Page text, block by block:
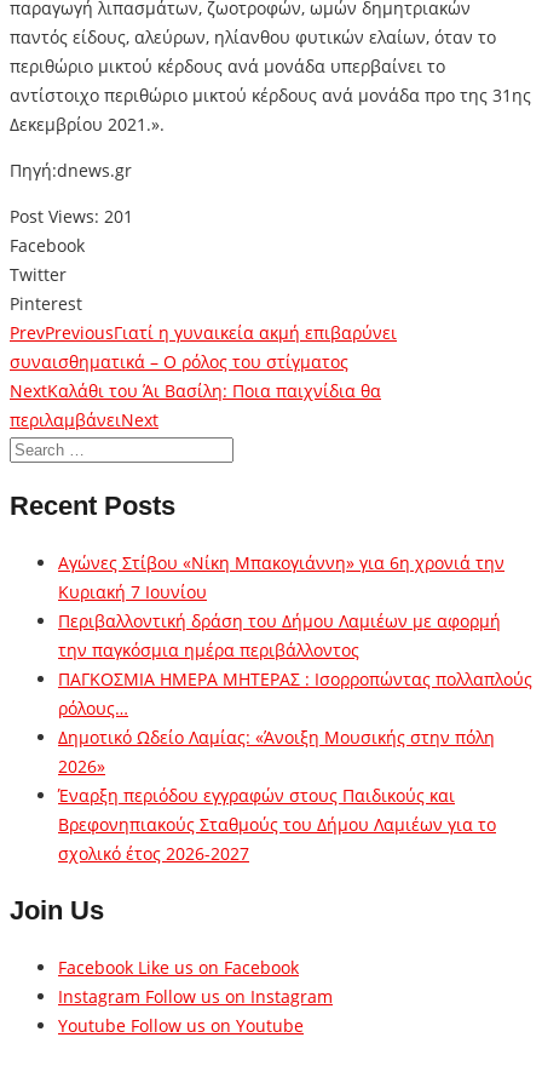
παραγωγή λιπασμάτων, ζωοτροφών, ωμών δημητριακών
παντός είδους, αλεύρων, ηλίανθου φυτικών ελαίων, όταν το
περιθώριο μικτού κέρδους ανά μονάδα υπερβαίνει το
αντίστοιχο περιθώριο μικτού κέρδους ανά μονάδα προ της 31ης
Δεκεμβρίου 2021.».
Πηγή:dnews.gr
Post Views: 201
Facebook
Twitter
Pinterest
PrevPreviousΓιατί η γυναικεία ακμή επιβαρύνει
συναισθηματικά – Ο ρόλος του στίγματος
NextΚαλάθι του Άι Βασίλη: Ποια παιχνίδια θα
περιλαμβάνειNext
Recent Posts
Αγώνες Στίβου «Νίκη Μπακογιάννη» για 6η χρονιά την
Κυριακή 7 Ιουνίου
Περιβαλλοντική δράση του Δήμου Λαμιέων με αφορμή
την παγκόσμια ημέρα περιβάλλοντος
ΠΑΓΚΟΣΜΙΑ ΗΜΕΡΑ ΜΗΤΕΡΑΣ : Ισορροπώντας πολλαπλούς
ρόλους…
Δημοτικό Ωδείο Λαμίας: «Άνοιξη Μουσικής στην πόλη
2026»
Έναρξη περιόδου εγγραφών στους Παιδικούς και
Βρεφονηπιακούς Σταθμούς του Δήμου Λαμιέων για το
σχολικό έτος 2026-2027
Join Us
Facebook Like us on Facebook
Instagram Follow us on Instagram
Youtube Follow us on Youtube